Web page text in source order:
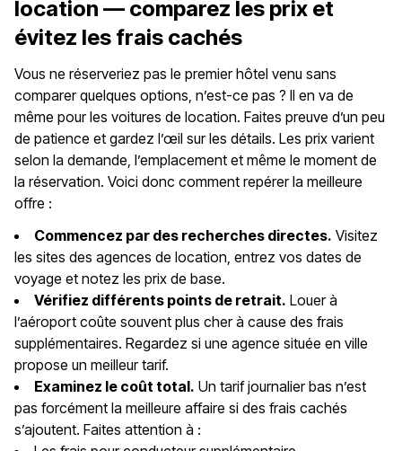
location — comparez les prix et
évitez les frais cachés
Vous ne réserveriez pas le premier hôtel venu sans
comparer quelques options, n’est-ce pas ? Il en va de
même pour les voitures de location. Faites preuve d’un peu
de patience et gardez l’œil sur les détails. Les prix varient
selon la demande, l’emplacement et même le moment de
la réservation. Voici donc comment repérer la meilleure
offre :
Commencez par des recherches directes. Visitez
les sites des agences de location, entrez vos dates de
voyage et notez les prix de base.
Vérifiez différents points de retrait. Louer à
l’aéroport coûte souvent plus cher à cause des frais
supplémentaires. Regardez si une agence située en ville
propose un meilleur tarif.
Examinez le coût total. Un tarif journalier bas n’est
pas forcément la meilleure affaire si des frais cachés
s’ajoutent. Faites attention à :